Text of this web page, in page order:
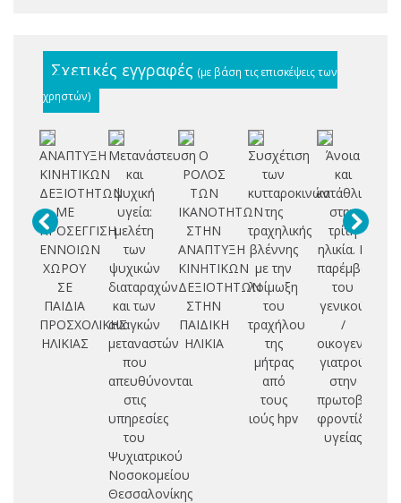
Σχετικές εγγραφές (με βάση τις επισκέψεις των
χρηστών)
ΑΝΑΠΤΥΞΗ
ΚΙΝΗΤΙΚΩΝ
ΔΕΞΙΟΤΗΤΩΝ
ΜΕ
ΠΡΟΣΕΓΓΙΣΗ
ΕΝΝΟΙΩΝ
ΧΩΡΟΥ
ΣΕ
ΠΑΙΔΙΑ
ΠΡΟΣΧΟΛΙΚΗΣ
ΗΛΙΚΙΑΣ
Μετανάστευση
και
ψυχική
υγεία:
μελέτη
των
ψυχικών
διαταραχών
και των
αναγκών
μεταναστών
που
απευθύνονται
στις
υπηρεσίες
του
Ψυχιατρικού
Νοσοκομείου
Θεσσαλονίκης
Ο
ΡΟΛΟΣ
ΤΩΝ
ΙΚΑΝΟΤΗΤΩΝ
ΣΤΗΝ
ΑΝΑΠΤΥΞΗ
ΚΙΝΗΤΙΚΩΝ
ΔΕΞΙΟΤΗΤΩΝ
ΣΤΗΝ
ΠΑΙΔΙΚΗ
ΗΛΙΚΙΑ
Συσχέτιση
των
κυτταροκινών
της
τραχηλικής
βλέννης
με την
λοίμωξη
του
τραχήλου
της
μήτρας
από
τους
ιούς hpv
Άνοια
και
κατάθλιψη
στην
τρίτη
ηλικία. Η
παρέμβαση
του
γενικού
/
γιατρού
στην
πρωτοβάθμια
φροντίδα
υγείας